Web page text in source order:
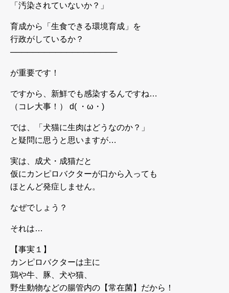
「汚染されていないか？」
育成から「生食できる環境育成」を
行政がしているか？
───────────────────
が重要です！
ですから、新鮮でも感染するんですね…
（コレ大事！） d( ・ω・)
では、「犬猫に生肉はどうなのか？」
と疑問に思うと思いますが…
実は、成犬・成猫だと
仮にカンピロバクターが口から入っても
ほとんど発症しません。
なぜでしょう？
それは…
【事実１】
カンピロバクターは主に
鶏や牛、豚、犬や猫、
野生動物などの腸管内の【常在菌】だから！